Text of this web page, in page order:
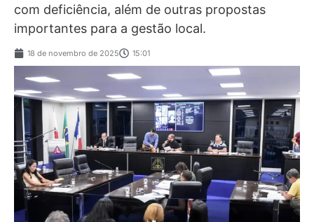
com deficiência, além de outras propostas
importantes para a gestão local.
18 de novembro de 2025 15:01